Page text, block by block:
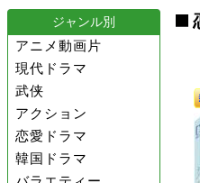
ジャンル別
アニメ動画片
現代ドラマ
武侠
アクション
恋愛ドラマ
韓国ドラマ